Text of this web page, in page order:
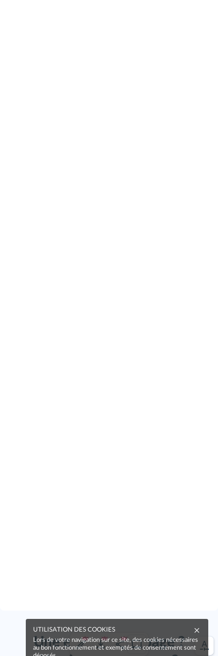
Une erreur sur la page ?
UTILISATION DES COOKIES
Lors de votre navigation sur ce site, des cookies nécessaires
au bon fonctionnement et exemptés de consentement sont